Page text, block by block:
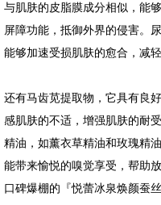
与肌肤的皮脂膜成分相似，能
屏障功能，抵御外界的侵害。
能够加速受损肌肤的愈合，减
还有马齿苋提取物，它具有良
感肌肤的不适，增强肌肤的耐
精油，如薰衣草精油和玫瑰精
能带来愉悦的嗅觉享受，帮助
口碑爆棚的『悦蕾冰泉焕颜蚕